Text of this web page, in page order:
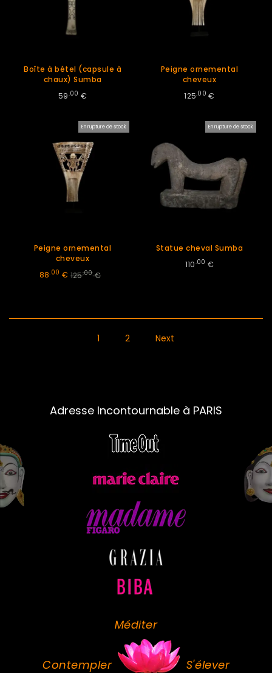
Boîte à bétel (capsule à
chaux) Sumba
59.00 €
Peigne ornemental
cheveux
125.00 €
En rupture de stock
Peigne ornemental
cheveux
88.00 € 125.00€
En rupture de stock
Statue cheval Sumba
110.00 €
1 2 Next
Adresse Incontournable à PARIS
Méditer
Contempler S'élever